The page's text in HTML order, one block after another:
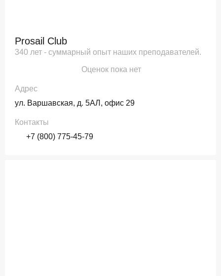
Prosail Club
340 лет - суммарный опыт наших преподавателей.
Оценок пока нет
Адрес
ул. Варшавская, д. 5АЛ, офис 29
Контакты
+7 (800) 775-45-79